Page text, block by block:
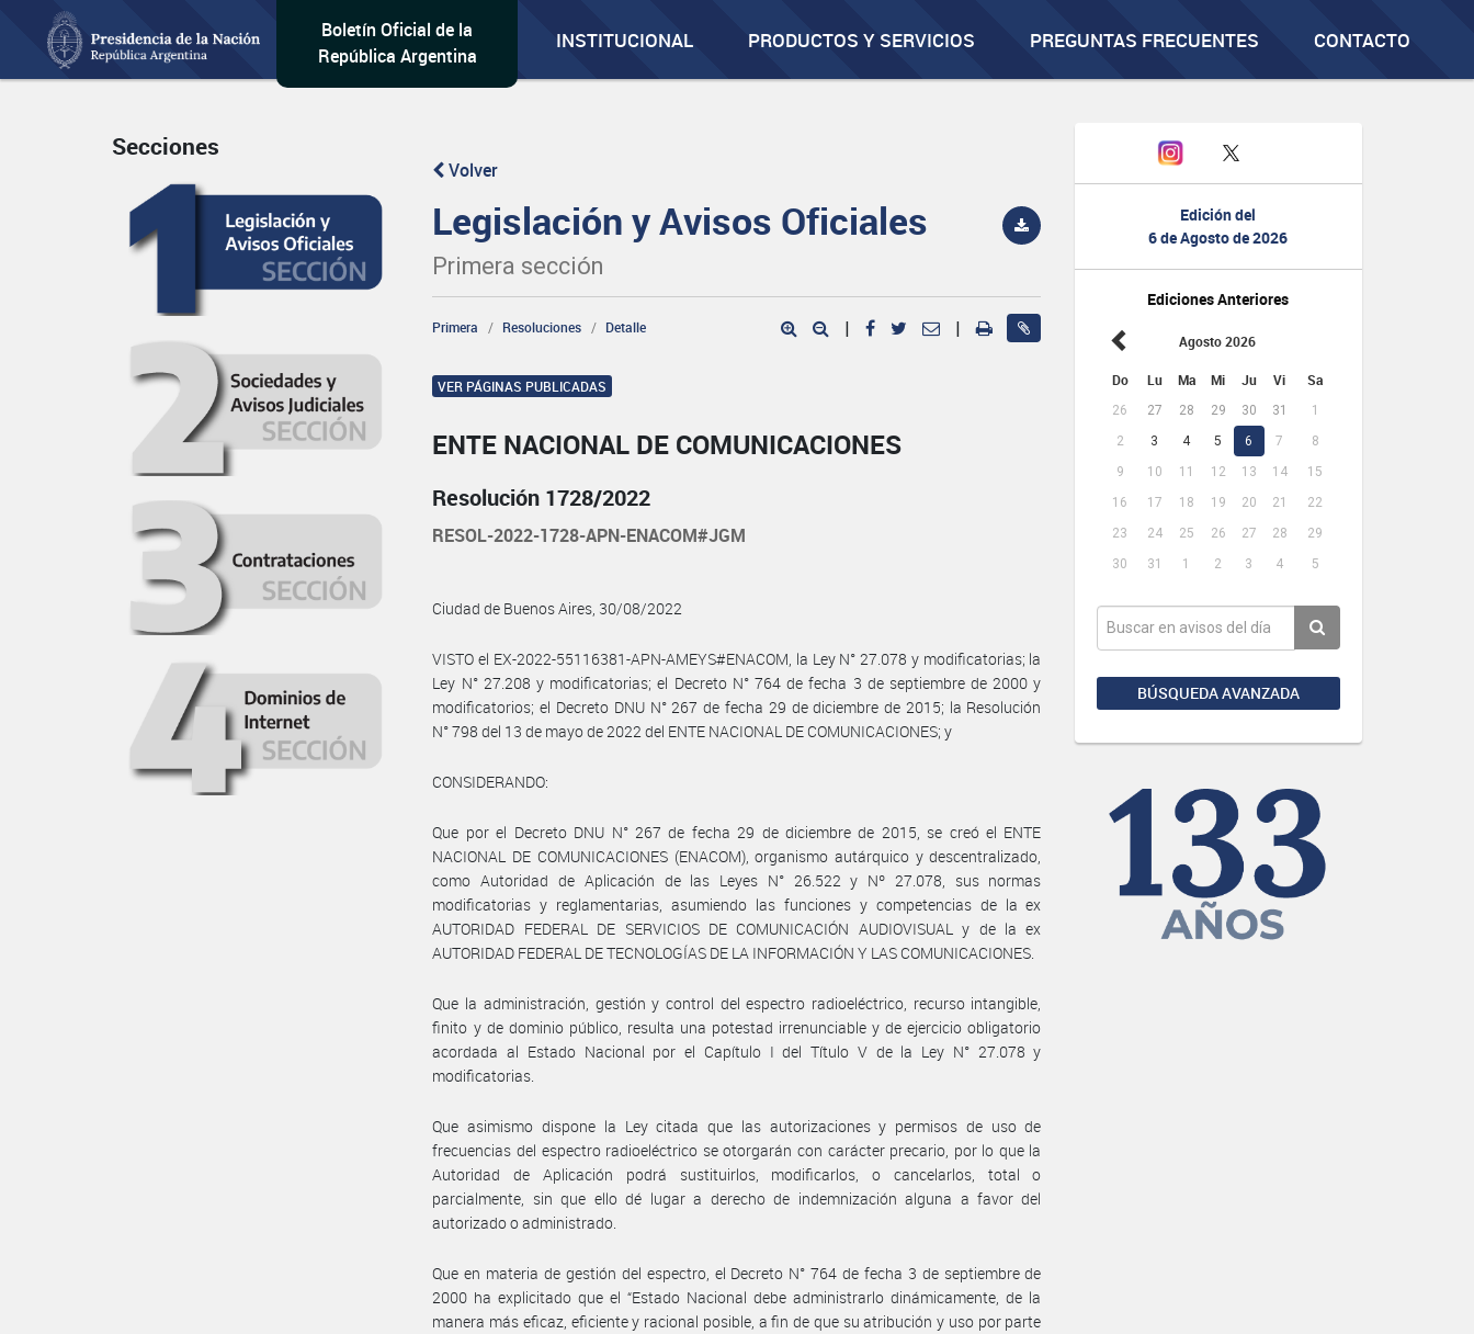
Boletín Oficial de la
República Argentina
INSTITUCIONAL PRODUCTOS Y SERVICIOS PREGUNTAS FRECUENTES CONTACTO
Edición del
6 de Agosto de 2026
Ediciones Anteriores
Agosto 2026
Do Lu Ma Mi Ju Vi Sa
26 27 28 29 30 31
1
2
3 4 5 6 7
8
9
10 11 12 13 14
15
16
17 18 19 20 21
22
23
24 25 26 27 28
29
30
31 1 2 3 4 5
BÚSQUEDA AVANZADA
Secciones
Volver
Legislación y Avisos Oficiales
Primera sección
Primera Resoluciones Detalle | |
VER PÁGINAS PUBLICADAS
ENTE NACIONAL DE COMUNICACIONES
Resolución 1728/2022
RESOL-2022-1728-APN-ENACOM#JGM
Ciudad de Buenos Aires, 30/08/2022
VISTO el EX-2022-55116381-APN-AMEYS#ENACOM, la Ley N° 27.078 y modificatorias; la
Ley N° 27.208 y modificatorias; el Decreto N° 764 de fecha 3 de septiembre de 2000 y
modificatorios; el Decreto DNU N° 267 de fecha 29 de diciembre de 2015; la Resolución
N° 798 del 13 de mayo de 2022 del ENTE NACIONAL DE COMUNICACIONES; y
CONSIDERANDO:
Que por el Decreto DNU N° 267 de fecha 29 de diciembre de 2015, se creó el ENTE
NACIONAL DE COMUNICACIONES (ENACOM), organismo autárquico y descentralizado,
como Autoridad de Aplicación de las Leyes N° 26.522 y Nº 27.078, sus normas
modificatorias y reglamentarias, asumiendo las funciones y competencias de la ex
AUTORIDAD FEDERAL DE SERVICIOS DE COMUNICACIÓN AUDIOVISUAL y de la ex
AUTORIDAD FEDERAL DE TECNOLOGÍAS DE LA INFORMACIÓN Y LAS COMUNICACIONES.
Que la administración, gestión y control del espectro radioeléctrico, recurso intangible,
finito y de dominio público, resulta una potestad irrenunciable y de ejercicio obligatorio
acordada al Estado Nacional por el Capítulo I del Título V de la Ley N° 27.078 y
modificatorias.
Que asimismo dispone la Ley citada que las autorizaciones y permisos de uso de
frecuencias del espectro radioeléctrico se otorgarán con carácter precario, por lo que la
Autoridad de Aplicación podrá sustituirlos, modificarlos, o cancelarlos, total o
parcialmente, sin que ello dé lugar a derecho de indemnización alguna a favor del
autorizado o administrado.
Que en materia de gestión del espectro, el Decreto N° 764 de fecha 3 de septiembre de
2000 ha explicitado que el “Estado Nacional debe administrarlo dinámicamente, de la
manera más eficaz, eficiente y racional posible, a fin de que su atribución y uso por parte